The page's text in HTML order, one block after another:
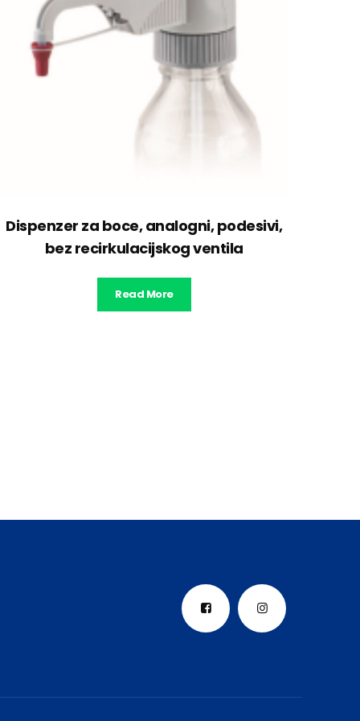
Dispenzer za boce, analogni, podesivi,
bez recirkulacijskog ventila
Read More